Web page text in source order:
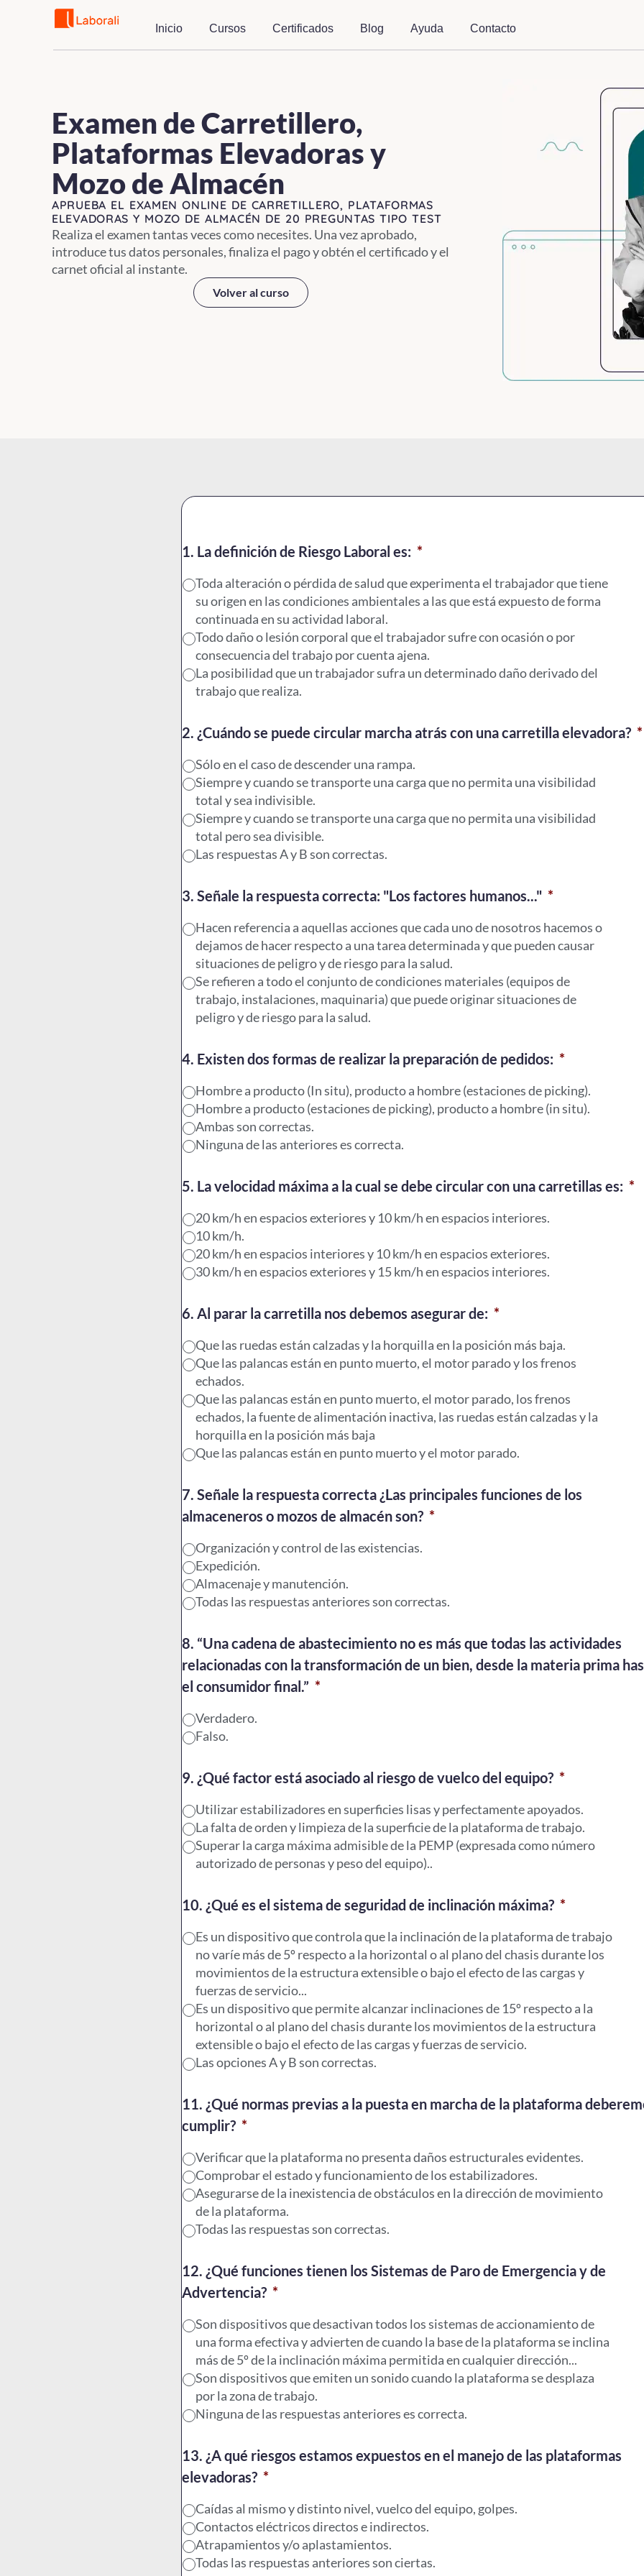
Inicio Cursos Certificados Blog Ayuda Contacto
Examen de Carretillero,
Plataformas Elevadoras y
Mozo de Almacén
APRUEBA EL EXAMEN ONLINE DE CARRETILLERO, PLATAFORMAS
ELEVADORAS Y MOZO DE ALMACÉN DE 20 PREGUNTAS TIPO TEST
Realiza el examen tantas veces como necesites. Una vez aprobado,
introduce tus datos personales, finaliza el pago y obtén el certificado y el
carnet oficial al instante.
Volver al curso
1. La definición de Riesgo Laboral es: *
Toda alteración o pérdida de salud que experimenta el trabajador que tiene
su origen en las condiciones ambientales a las que está expuesto de forma
continuada en su actividad laboral.
Todo daño o lesión corporal que el trabajador sufre con ocasión o por
consecuencia del trabajo por cuenta ajena.
La posibilidad que un trabajador sufra un determinado daño derivado del
trabajo que realiza.
2. ¿Cuándo se puede circular marcha atrás con una carretilla elevadora? *
Sólo en el caso de descender una rampa.
Siempre y cuando se transporte una carga que no permita una visibilidad
total y sea indivisible.
Siempre y cuando se transporte una carga que no permita una visibilidad
total pero sea divisible.
Las respuestas A y B son correctas.
3. Señale la respuesta correcta: "Los factores humanos..." *
Hacen referencia a aquellas acciones que cada uno de nosotros hacemos o
dejamos de hacer respecto a una tarea determinada y que pueden causar
situaciones de peligro y de riesgo para la salud.
Se refieren a todo el conjunto de condiciones materiales (equipos de
trabajo, instalaciones, maquinaria) que puede originar situaciones de
peligro y de riesgo para la salud.
4. Existen dos formas de realizar la preparación de pedidos: *
Hombre a producto (In situ), producto a hombre (estaciones de picking).
Hombre a producto (estaciones de picking), producto a hombre (in situ).
Ambas son correctas.
Ninguna de las anteriores es correcta.
5. La velocidad máxima a la cual se debe circular con una carretillas es: *
20 km/h en espacios exteriores y 10 km/h en espacios interiores.
10 km/h.
20 km/h en espacios interiores y 10 km/h en espacios exteriores.
30 km/h en espacios exteriores y 15 km/h en espacios interiores.
6. Al parar la carretilla nos debemos asegurar de: *
Que las ruedas están calzadas y la horquilla en la posición más baja.
Que las palancas están en punto muerto, el motor parado y los frenos
echados.
Que las palancas están en punto muerto, el motor parado, los frenos
echados, la fuente de alimentación inactiva, las ruedas están calzadas y la
horquilla en la posición más baja
Que las palancas están en punto muerto y el motor parado.
7. Señale la respuesta correcta ¿Las principales funciones de los
almaceneros o mozos de almacén son? *
Organización y control de las existencias.
Expedición.
Almacenaje y manutención.
Todas las respuestas anteriores son correctas.
8. “Una cadena de abastecimiento no es más que todas las actividades
relacionadas con la transformación de un bien, desde la materia prima
el consumidor final.” *
Verdadero.
Falso.
9. ¿Qué factor está asociado al riesgo de vuelco del equipo? *
Utilizar estabilizadores en superficies lisas y perfectamente apoyados.
La falta de orden y limpieza de la superficie de la plataforma de trabajo.
Superar la carga máxima admisible de la PEMP (expresada como número
autorizado de personas y peso del equipo)..
10. ¿Qué es el sistema de seguridad de inclinación máxima? *
Es un dispositivo que controla que la inclinación de la plataforma de trabajo
no varíe más de 5º respecto a la horizontal o al plano del chasis durante los
movimientos de la estructura extensible o bajo el efecto de las cargas y
fuerzas de servicio...
Es un dispositivo que permite alcanzar inclinaciones de 15º respecto a la
horizontal o al plano del chasis durante los movimientos de la estructura
extensible o bajo el efecto de las cargas y fuerzas de servicio.
Las opciones A y B son correctas.
11. ¿Qué normas previas a la puesta en marcha de la plataforma
cumplir? *
Verificar que la plataforma no presenta daños estructurales evidentes.
Comprobar el estado y funcionamiento de los estabilizadores.
Asegurarse de la inexistencia de obstáculos en la dirección de movimiento
de la plataforma.
Todas las respuestas son correctas.
12. ¿Qué funciones tienen los Sistemas de Paro de Emergencia y de
Advertencia? *
Son dispositivos que desactivan todos los sistemas de accionamiento de
una forma efectiva y advierten de cuando la base de la plataforma se inclina
más de 5º de la inclinación máxima permitida en cualquier dirección...
Son dispositivos que emiten un sonido cuando la plataforma se desplaza
por la zona de trabajo.
Ninguna de las respuestas anteriores es correcta.
13. ¿A qué riesgos estamos expuestos en el manejo de las plataformas
elevadoras? *
Caídas al mismo y distinto nivel, vuelco del equipo, golpes.
Contactos eléctricos directos e indirectos.
Atrapamientos y/o aplastamientos.
Todas las respuestas anteriores son ciertas.